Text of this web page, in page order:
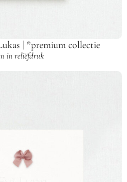
| *premium collectie
in reliëfdruk